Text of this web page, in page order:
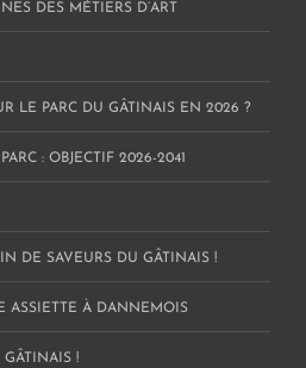
DES MÉTIERS D’ART
LE PARC DU GÂTINAIS EN 2026 ?
: OBJECTIF 2026-2041
DE SAVEURS DU GÂTINAIS !
ASSIETTE À DANNEMOIS
GÂTINAIS !